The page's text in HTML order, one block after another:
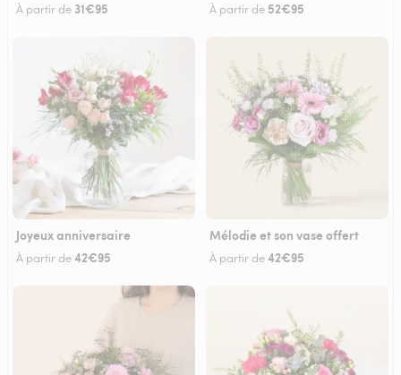
À partir de 31€95 À partir de 52€95
Joyeux anniversaire
À partir de42€95
Mélodie et son vase offert
À partir de42€95